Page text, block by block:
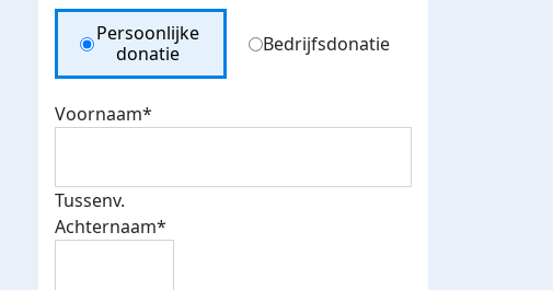
Donation Type
Persoonlijke
donatie
Bedrijfsdonatie
Voornaam*
Tussenv.
Achternaam*